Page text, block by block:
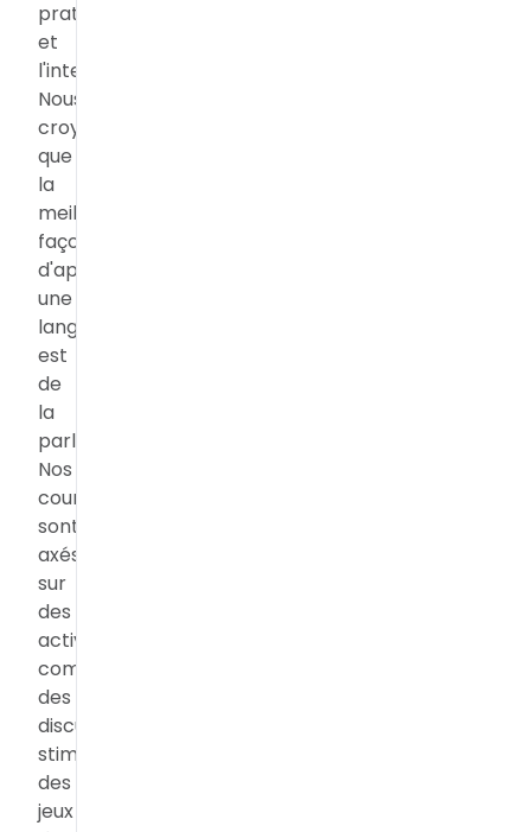
pratique
et
l'interaction.
Nous
croyons
que
la
meilleure
façon
d'apprendre
une
langue
est
de
la
parler.
Nos
cours
sont
axés
sur
des
activités
communicatives,
des
discussions
stimulantes,
des
jeux